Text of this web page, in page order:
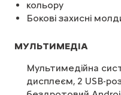
кольору
Бокові захисні
МУЛЬТИМЕДІА
Мультимедійна
дисплеєм, 2 USB-